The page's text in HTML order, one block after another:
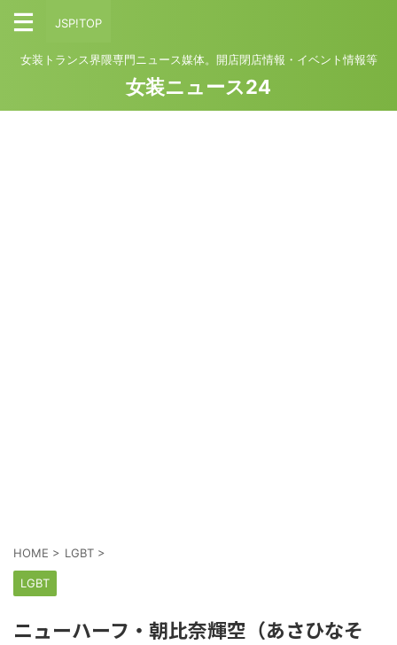
JSP!TOP
女装トランス界隈専門ニュース媒体。開店閉店情報・イベント情報等
女装ニュース24
HOME > LGBT >
LGBT
ニューハーフ・朝比奈輝空（あさひなそ